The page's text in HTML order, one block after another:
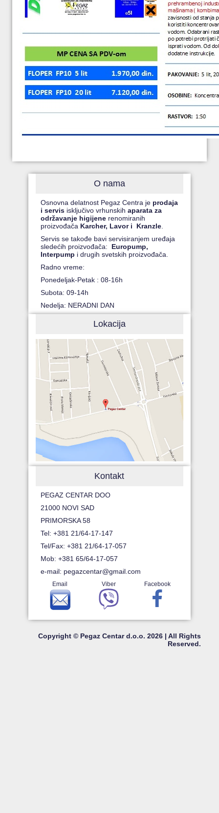
O nama
Osnovna delatnost Pegaz Centra je prodaja
i servis isključivo vrhunskihaparata za
održavanje higijene renomiranih
proizvođača Karcher, Lavor i Kranzle
Servis se takođe bavi servisiranjem uređaja
sledećih proizvođača: Europump,
Interpump i drugih svetskih proizvođača.
Radno vreme:
Ponedeljak-Petak : 08-16h
Subota: 09-14h
Nedelja: NERADNI DAN
Lokacija
Kontakt
PEGAZ CENTAR DOO
21000 NOVI SAD
PRIMORSKA 58
Tel: +381 21/64-17-147
Tel/Fax: +381 21/64-17-057
Mob: +381 65/64-17-057
e-mail: pegazcentar@gmail.com
Email Viber Facebook
Copyright © Pegaz Centar d.o.o. 2026 | All Rights
Reserved.